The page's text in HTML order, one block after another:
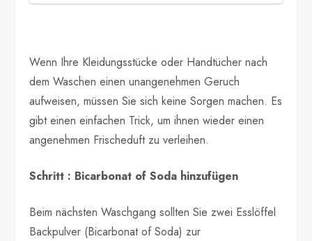
Wenn Ihre Kleidungsstücke oder Handtücher nach
dem Waschen einen unangenehmen Geruch
aufweisen, müssen Sie sich keine Sorgen machen. Es
gibt einen einfachen Trick, um ihnen wieder einen
angenehmen Frischeduft zu verleihen.
Schritt : Bicarbonat of Soda hinzufügen
Beim nächsten Waschgang sollten Sie zwei Esslöffel
Backpulver (Bicarbonat of Soda) zur